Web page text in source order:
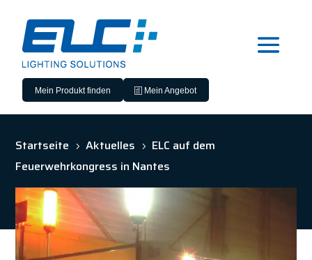
Mein Produkt finden Mein Angebot
Startseite 5 Aktuelles 5
ELC auf dem
Feuerwehrkongress in Nantes